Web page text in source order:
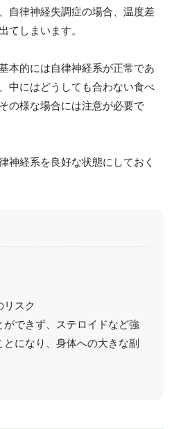
自律神経失調症の場合、温度差
てしまいます。
本的には自律神経系が正常であ
中にはどうしても合わない食べ
の様な場合には注意が必要で
神経系を良好な状態にしておく
リスク
できず、ステロイドなど強
になり、身体への大きな副